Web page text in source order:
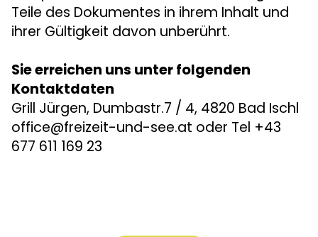
Teile des Dokumentes in ihrem Inhalt und
ihrer Gültigkeit davon unberührt.
Sie erreichen uns unter folgenden
Kontaktdaten
Grill Jürgen, Dumbastr.7 / 4, 4820 Bad Ischl
office@freizeit-und-see.at oder Tel +43
677 611 169 23